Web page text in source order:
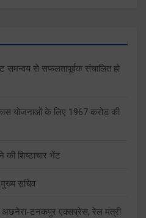
समन्वय से सफलतापूर्वक संचालित हो
योजनाओं के लिए 1967 करोड़ की
की शिष्टाचार भेंट
सचिव
टनकपुर एक्सप्रेस, रेल मंत्री